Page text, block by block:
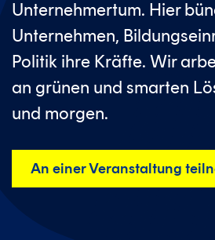
Unternehmertum. Hier
Unternehmen,
Politik ihre Kräfte. Wir
an grünen und smarten
und morgen.
An einer Veranstaltung